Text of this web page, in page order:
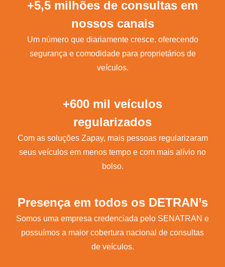
+5,5 milhões de consultas em
nossos canais
Um número que diariamente cresce, oferecendo
segurança e comodidade para proprietários de
veículos.
+600 mil veículos
regularizados
Com as soluções Zapay, mais pessoas regularizaram
seus veículos em menos tempo e com mais alívio no
bolso.
Presença em todos os DETRAN’s
Somos uma empresa credenciada pelo SENATRAN e
possuímos a maior cobertura nacional de consultas
de veículos.